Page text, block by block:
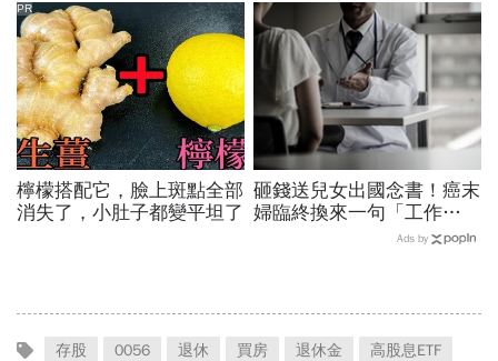
內打轉：賠大筆違約金也要
逃
檸檬搭配它，臉上斑點全部
消失了，小肚子都變平坦了
PR
砸錢送兒女出國念書！癌末
婦臨終換來一句「工作
忙」，心寒喊一毛都不留…
Ads by
存股 0056 退休 買房 退休金
高股息ETF